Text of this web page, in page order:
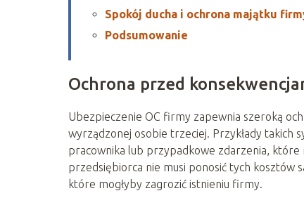
Spokój ducha i ochrona majątku
Podsumowanie
Ochrona przed
Ubezpieczenie OC firmy zapewnia szeroką
wyrządzonej osobie trzeciej. Przykłady takich
pracownika lub przypadkowe zdarzenia, które
przedsiębiorca nie musi ponosić tych kosztów
które mogłyby zagrozić istnieniu firmy.